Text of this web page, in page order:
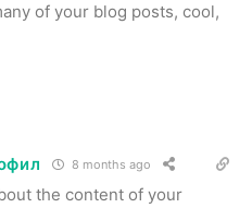
of your blog posts, cool,
8 months ago
the content of your